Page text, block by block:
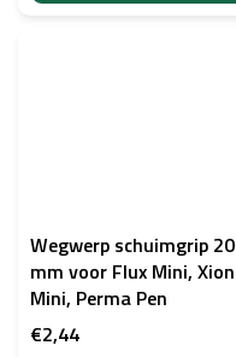
Wegwerp schuimgrip 20
mm voor Flux Mini, Xion
Mini, Perma Pen
€2,44